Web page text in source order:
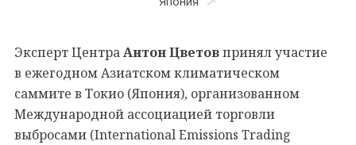
Эксперт ЦентраАнтон Цветовпринял участие
в ежегодном Азиатском климатическом
саммите в Токио (Япония), организованном
Международной ассоциацией торговли
выбросами (International Emissions Trading